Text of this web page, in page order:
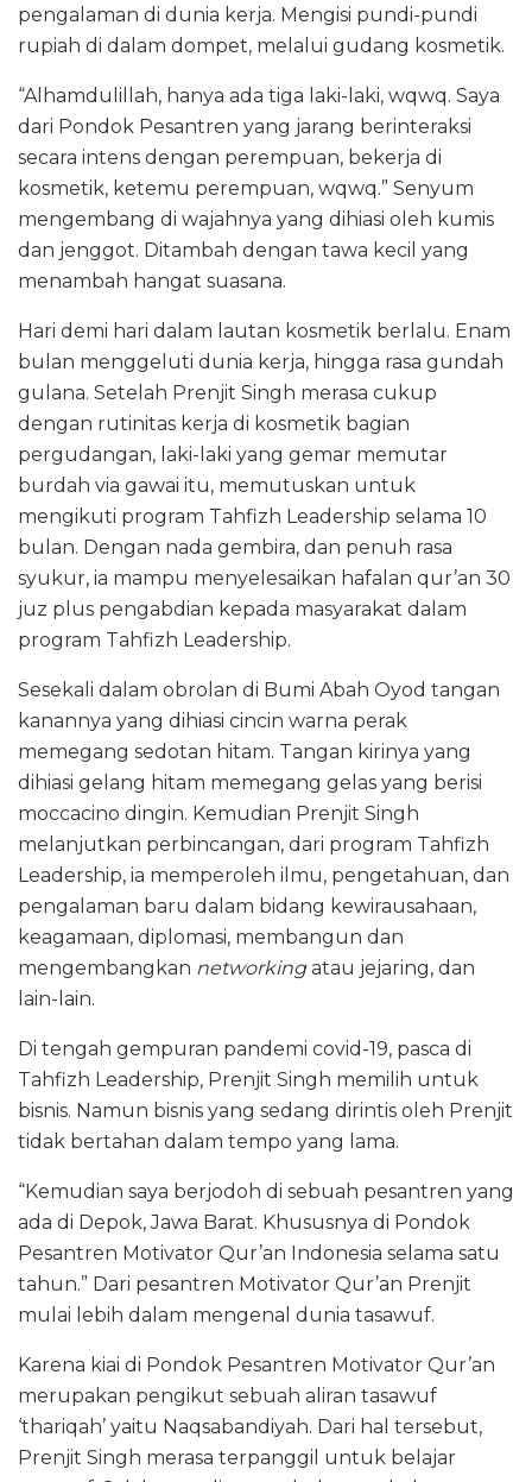
pengalaman di dunia kerja. Mengisi pundi-pundi
rupiah di dalam dompet, melalui gudang kosmetik.
“Alhamdulillah, hanya ada tiga laki-laki, wqwq. Saya
dari Pondok Pesantren yang jarang berinteraksi
secara intens dengan perempuan, bekerja di
kosmetik, ketemu perempuan, wqwq.” Senyum
mengembang di wajahnya yang dihiasi oleh kumis
dan jenggot. Ditambah dengan tawa kecil yang
menambah hangat suasana.
Hari demi hari dalam lautan kosmetik berlalu. Enam
bulan menggeluti dunia kerja, hingga rasa gundah
gulana. Setelah Prenjit Singh merasa cukup
dengan rutinitas kerja di kosmetik bagian
pergudangan, laki-laki yang gemar memutar
burdah via gawai itu, memutuskan untuk
mengikuti program Tahfizh Leadership selama 10
bulan. Dengan nada gembira, dan penuh rasa
syukur, ia mampu menyelesaikan hafalan qur’an 30
juz plus pengabdian kepada masyarakat dalam
program Tahfizh Leadership.
Sesekali dalam obrolan di Bumi Abah Oyod tangan
kanannya yang dihiasi cincin warna perak
memegang sedotan hitam. Tangan kirinya yang
dihiasi gelang hitam memegang gelas yang berisi
moccacino dingin. Kemudian Prenjit Singh
melanjutkan perbincangan, dari program Tahfizh
Leadership, ia memperoleh ilmu, pengetahuan, dan
pengalaman baru dalam bidang kewirausahaan,
keagamaan, diplomasi, membangun dan
mengembangkan networkingatau jejaring, dan
lain-lain.
Di tengah gempuran pandemi covid-19, pasca di
Tahfizh Leadership, Prenjit Singh memilih untuk
bisnis. Namun bisnis yang sedang dirintis oleh Prenjit
tidak bertahan dalam tempo yang lama.
“Kemudian saya berjodoh di sebuah pesantren yang
ada di Depok, Jawa Barat. Khususnya di Pondok
Pesantren Motivator Qur’an Indonesia selama satu
tahun.” Dari pesantren Motivator Qur’an Prenjit
mulai lebih dalam mengenal dunia tasawuf.
Karena kiai di Pondok Pesantren Motivator Qur’an
merupakan pengikut sebuah aliran tasawuf
‘thariqah’ yaitu Naqsabandiyah. Dari hal tersebut,
Prenjit Singh merasa terpanggil untuk belajar